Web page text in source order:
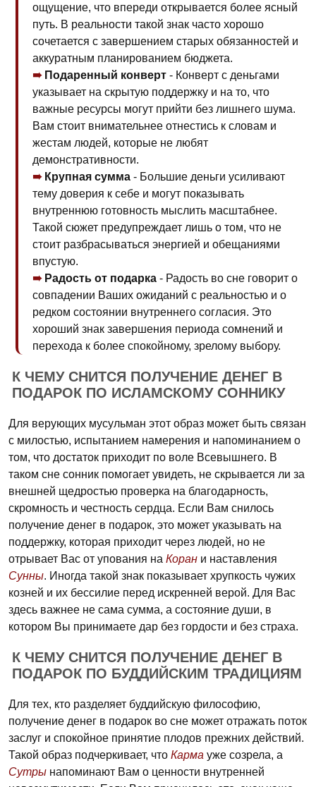
ощущение, что впереди открывается более ясный
путь. В реальности такой знак часто хорошо
сочетается с завершением старых обязанностей и
аккуратным планированием бюджета.
Подаренный конверт - Конверт с деньгами
указывает на скрытую поддержку и на то, что
важные ресурсы могут прийти без лишнего шума.
Вам стоит внимательнее отнестись к словам и
жестам людей, которые не любят
демонстративности.
Крупная сумма - Большие деньги усиливают
тему доверия к себе и могут показывать
внутреннюю готовность мыслить масштабнее.
Такой сюжет предупреждает лишь о том, что не
стоит разбрасываться энергией и обещаниями
впустую.
Радость от подарка - Радость во сне говорит о
совпадении Ваших ожиданий с реальностью и о
редком состоянии внутреннего согласия. Это
хороший знак завершения периода сомнений и
перехода к более спокойному, зрелому выбору.
К ЧЕМУ СНИТСЯ ПОЛУЧЕНИЕ ДЕНЕГ В
ПОДАРОК ПО ИСЛАМСКОМУ СОННИКУ
Для верующих мусульман этот образ может быть связан
с милостью, испытанием намерения и напоминанием о
том, что достаток приходит по воле Всевышнего. В
таком сне сонник помогает увидеть, не скрывается ли за
внешней щедростью проверка на благодарность,
скромность и честность сердца. Если Вам снилось
получение денег в подарок, это может указывать на
поддержку, которая приходит через людей, но не
отрывает Вас от упования на Коран и наставления
Сунны. Иногда такой знак показывает хрупкость чужих
козней и их бессилие перед искренней верой. Для Вас
здесь важнее не сама сумма, а состояние души, в
котором Вы принимаете дар без гордости и без страха.
К ЧЕМУ СНИТСЯ ПОЛУЧЕНИЕ ДЕНЕГ В
ПОДАРОК ПО БУДДИЙСКИМ ТРАДИЦИЯМ
Для тех, кто разделяет буддийскую философию,
получение денег в подарок во сне может отражать поток
заслуг и спокойное принятие плодов прежних действий.
Такой образ подчеркивает, что Карма уже созрела, а
Сутры напоминают Вам о ценности внутренней